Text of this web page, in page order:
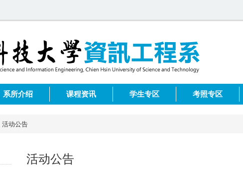
系所介绍 课程资讯 学生专区 考照专区
活动公告
活动公告